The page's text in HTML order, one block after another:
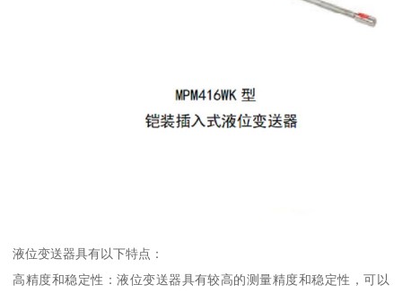
液位变送器具有以下特点：
高精度和稳定性：液位变送器具有较高的测量精度和稳定性，可以